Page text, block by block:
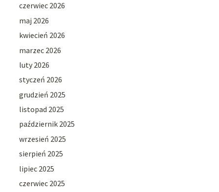
czerwiec 2026
maj 2026
kwiecień 2026
marzec 2026
luty 2026
styczeń 2026
grudzień 2025
listopad 2025
październik 2025
wrzesień 2025
sierpień 2025
lipiec 2025
czerwiec 2025